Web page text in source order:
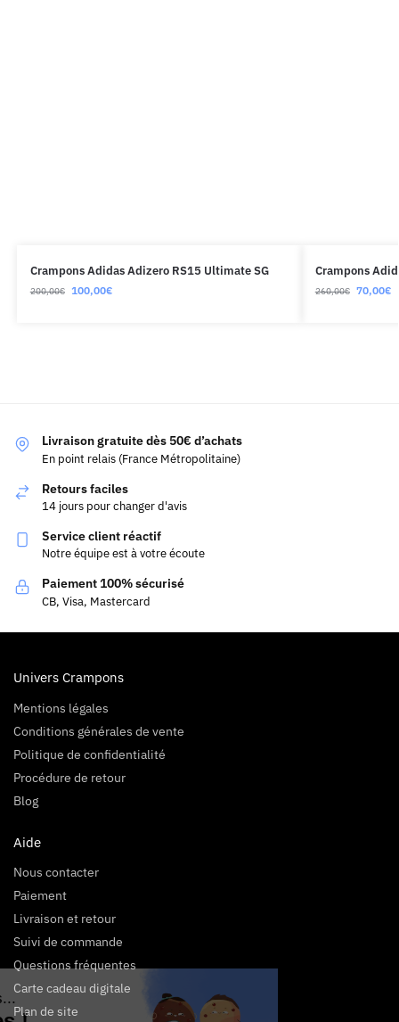
Salut c'est nous...
Crampons Adidas Adizero RS15 Ultimate SG
200,00€ 100,00€
Crampons
260,00€ 70,00€
Livraison gratuite dès 50€ d’achats
En point relais (France Métropolitaine)
Retours faciles
14 jours pour changer d'avis
Service client réactif
Notre équipe est à votre écoute
Paiement 100% sécurisé
CB, Visa, Mastercard
Univers Crampons
Mentions légales
Conditions générales de vente
Politique de confidentialité
Procédure de retour
Blog
Aide
Nous contacter
Paiement
Livraison et retour
Suivi de commande
Questions fréquentes
Carte cadeau digitale
Plan de site